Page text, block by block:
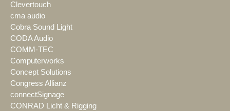
Clevertouch
cma audio
Cobra Sound Light
CODA Audio
COMM-TEC
Computerworks
Concept Solutions
Congress Allianz
connectSignage
CONRAD Licht & Rigging